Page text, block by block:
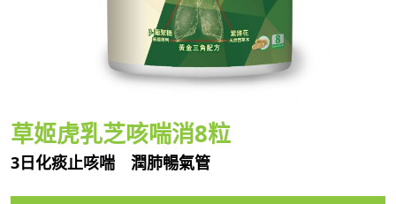
草姬虎乳芝咳喘消8粒
3日化痰止咳喘 潤肺暢氣管